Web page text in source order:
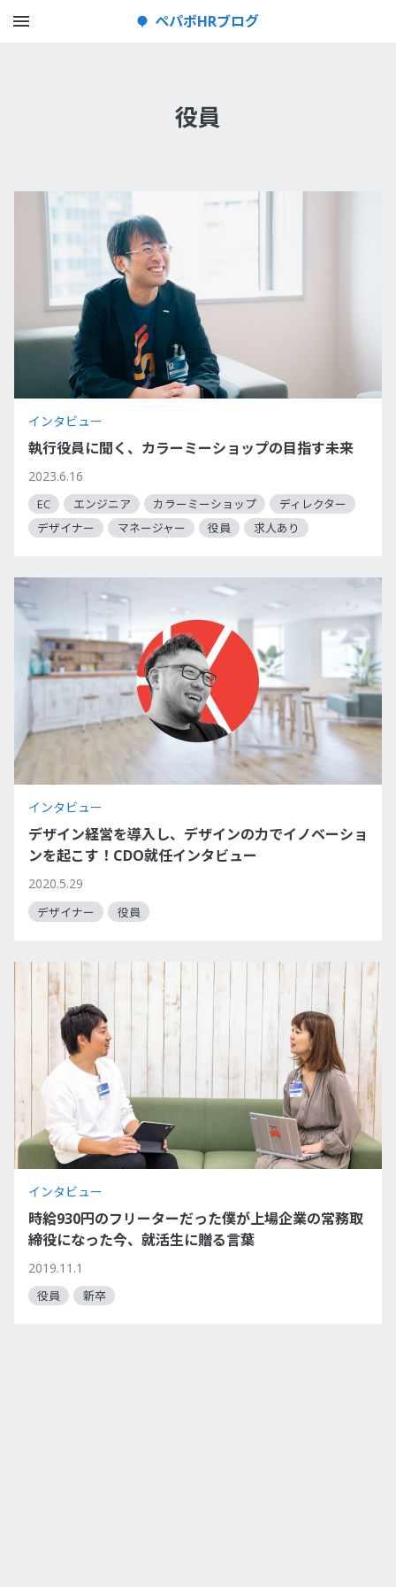
ペパボHRブログ
役員
インタビュー
執行役員に聞く、カラーミーショップの目指す未来
2023.6.16
EC エンジニア カラーミーショップ
ディレクター
デザイナー
マネージャー 役員 求人あり
インタビュー
デザイン経営を導入し、デザインの力でイノベーショ
ンを起こす！CDO就任インタビュー
2020.5.29
デザイナー 役員
インタビュー
時給930円のフリーターだった僕が上場企業の常務取
締役になった今、就活生に贈る言葉
2019.11.1
役員 新卒